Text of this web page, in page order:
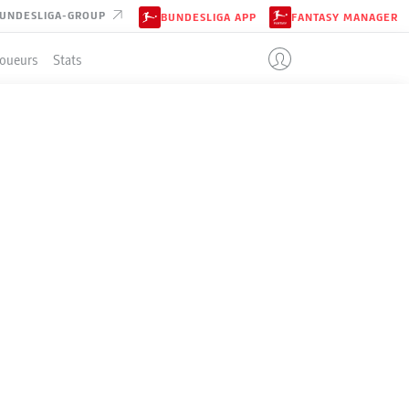
GROUP BUNDESLIGA APP FANTASY MANAGER
Stats